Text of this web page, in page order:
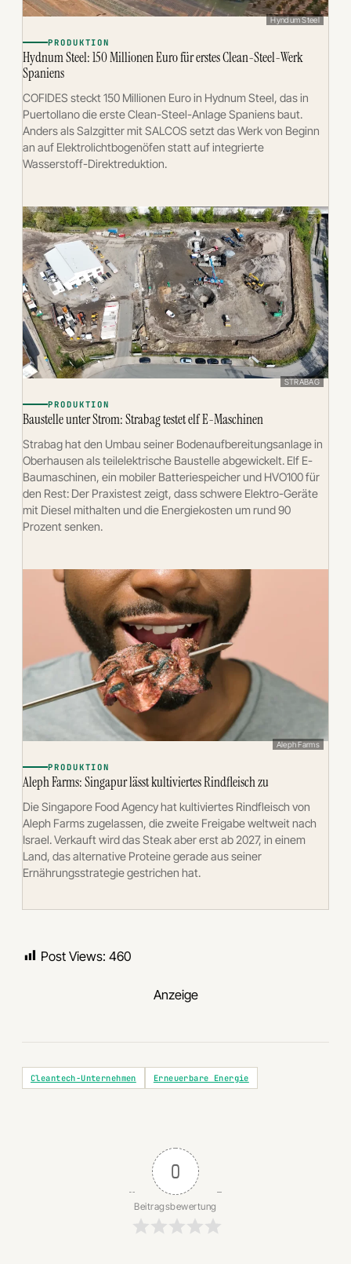
Hyndum Steel
PRODUKTION
Hydnum Steel: 150 Millionen Euro für erstes Clean-Steel-Werk
Spaniens
COFIDES steckt 150 Millionen Euro in Hydnum Steel, das in
Puertollano die erste Clean-Steel-Anlage Spaniens baut.
Anders als Salzgitter mit SALCOS setzt das Werk von Beginn
an auf Elektrolichtbogenöfen statt auf integrierte
Wasserstoff-Direktreduktion.
STRABAG
PRODUKTION
Baustelle unter Strom: Strabag testet elf E-Maschinen
Strabag hat den Umbau seiner Bodenaufbereitungsanlage in
Oberhausen als teilelektrische Baustelle abgewickelt. Elf E-
Baumaschinen, ein mobiler Batteriespeicher und HVO100 für
den Rest: Der Praxistest zeigt, dass schwere Elektro-Geräte
mit Diesel mithalten und die Energiekosten um rund 90
Prozent senken.
Aleph Farms
PRODUKTION
Aleph Farms: Singapur lässt kultiviertes Rindfleisch zu
Die Singapore Food Agency hat kultiviertes Rindfleisch von
Aleph Farms zugelassen, die zweite Freigabe weltweit nach
Israel. Verkauft wird das Steak aber erst ab 2027, in einem
Land, das alternative Proteine gerade aus seiner
Ernährungsstrategie gestrichen hat.
Post Views: 460
Anzeige
Cleantech-Unternehmen Erneuerbare Energie
0
Beitragsbewertung